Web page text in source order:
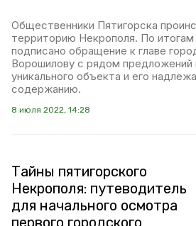
Общественники Пятигорска
территорию Некрополя. По
подписано обращение к главе
Ворошилову с рядом предложений
уникального объекта и его
содержанию.
8 июля 2022, 14:28
Тайны пятигорского
Некрополя: путеводитель
для начального осмотра
первого городского